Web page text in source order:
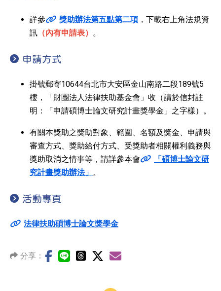
詳參 獎助辦法第五點第二項 ，下載右上角法規資
訊 （內有申請表） 。
申請方式
掛號郵寄10644台北市大安區金山南路二段189號5
樓，「財團法人法律扶助基金會」收（請於信封註
明：「申請碩博士論文研究計畫獎學金」之字樣）。
有關本獎助之獎助對象、範圍、名額及獎金、申請與
審查方式、獎助給付方式、受獎助者相關權利義務與
獎助取消之情事等，請詳參本會
「碩博士論文研
究計畫獎助辦法」 。
活動專頁
法律扶助碩博士論文獎學金
分享：